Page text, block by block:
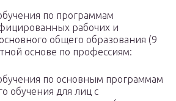
по программам
рабочих и
общего образования (9
основе по профессиям:
по основным программам
обучения для лиц с